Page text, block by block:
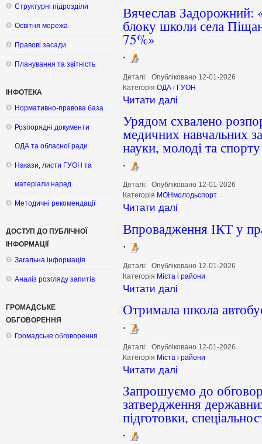
Структурні підрозділи
Освітня мережа
Правові засади
Планування та звітність
ІНФОТЕКА
Нормативно-правова база
Розпорядні документи
ОДА та обласної ради
Накази, листи ГУОН та
матеріали нарад
Методичні рекомендації
ДОСТУП ДО ПУБЛІЧНОЇ
ІНФОРМАЦІЇ
Загальна інформація
Аналіз розгляду запитів
ГРОМАДСЬКЕ
ОБГОВОРЕННЯ
Громадське обговорення
Вячеслав Задорожний:
блоку школи села
75%»
Деталі: Опубліковано 12-01-2026
Категорія ОДА і ГУОН
Читати далі
Урядом схвалено
медичних навчальних
науки, молоді та спорту
Деталі: Опубліковано 12-01-2026
Категорія МОНмолодьспорт
Читати далі
Впровадження ІКТ у
Деталі: Опубліковано 12-01-2026
Категорія Міста і райони
Читати далі
Отримала школа
Деталі: Опубліковано 12-01-2026
Категорія Міста і райони
Читати далі
Запрошуємо до
затвердження
підготовки,